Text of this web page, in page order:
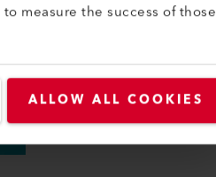
measure the success of those
ALLOW ALL COOKIES